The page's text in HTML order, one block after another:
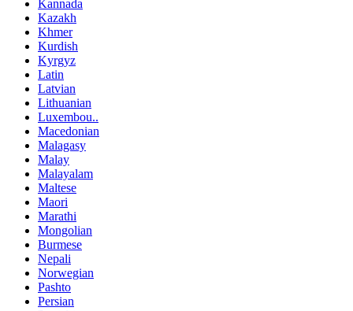
Kannada
Kazakh
Khmer
Kurdish
Kyrgyz
Latin
Latvian
Lithuanian
Luxembou..
Macedonian
Malagasy
Malay
Malayalam
Maltese
Maori
Marathi
Mongolian
Burmese
Nepali
Norwegian
Pashto
Persian